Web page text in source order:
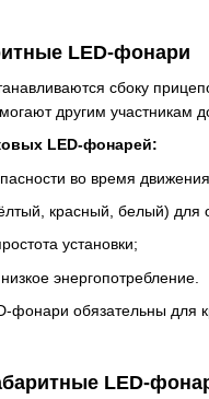
LED-фонари
сбоку
другим участникам
LED-фонарей:
во время
красный, белый) для
установки;
энергопотребление.
фонари обязательны для
LED-